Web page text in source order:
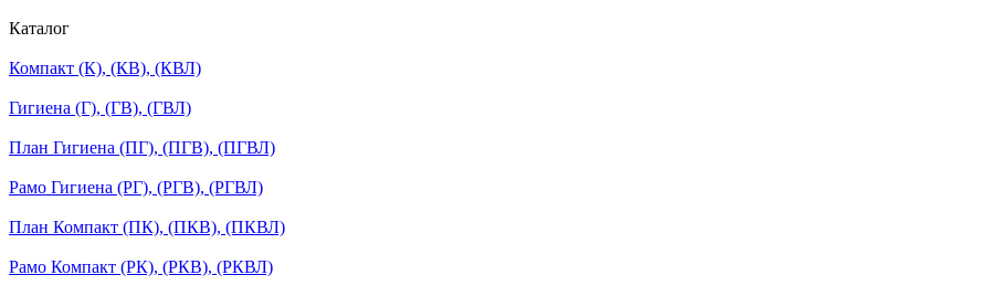
Каталог
Компакт (К), (КВ), (КВЛ)
Гигиена (Г), (ГВ), (ГВЛ)
План Гигиена (ПГ), (ПГВ), (ПГВЛ)
Рамо Гигиена (РГ), (РГВ), (РГВЛ)
План Компакт (ПК), (ПКВ), (ПКВЛ)
Рамо Компакт (РК), (РКВ), (РКВЛ)